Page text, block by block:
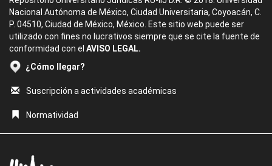
Nacional Autónoma de México, Ciudad Universitaria, Coyoacán, C.
P. 04510, Ciudad de México, México. Este sitio web puede ser
utilizado con fines no lucrativos siempre que se cite la fuente de
conformidad con el AVISO LEGAL.
¿Cómo llegar?
Suscripción a actividades académicas
Normatividad